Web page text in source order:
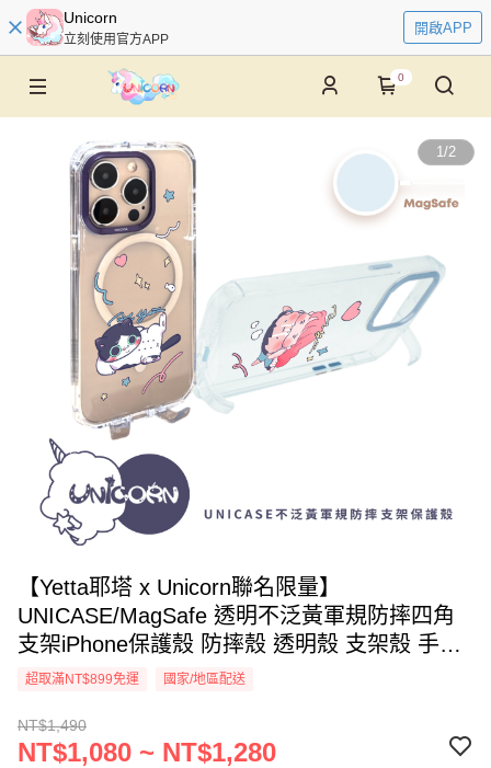
Unicorn
立刻使用官方APP
開啟APP
0
1/2
【Yetta耶塔 x Unicorn聯名限量】
UNICASE/MagSafe 透明不泛黃軍規防摔四角
支架iPhone保護殼 防摔殼 透明殼 支架殼 手機
殼 i15Pro i14Pro Unicorn
超取滿NT$899免運 國家/地區配送
NT$1,490
NT$1,080 ~ NT$1,280